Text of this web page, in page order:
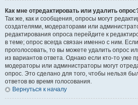
Как мне отредактировать или удалить
Так же, как и сообщения, опросы могут
создателями, модераторами или
редактирования опроса перейдите к
в теме; опрос всегда связан именно с ним.
проголосовать, то вы можете удалить опрос
из вариантов ответа. Однако если кто-то уже
модераторы или администраторы могут
опрос. Это сделано для того, чтобы нельзя
ответов во время голосования.
Вернуться к началу